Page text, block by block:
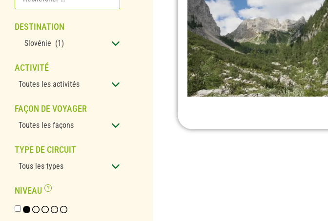
DESTINATION
Slovénie (1)
ACTIVITÉ
Toutes les activités
FAÇON DE VOYAGER
Toutes les façons
TYPE DE CIRCUIT
Tous les types
NIVEAU
1